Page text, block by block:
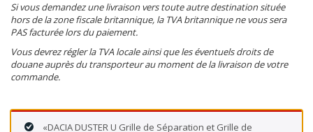
Si vous demandez une livraison vers toute autre destination située
hors de la zone fiscale britannique, la TVA britannique ne vous sera
PAS facturée lors du paiement.
Vous devrez régler la TVA locale ainsi que les éventuels droits de
douane auprès du transporteur au moment de la livraison de votre
commande.
«DACIA DUSTER U Grille de Séparation et Grille de